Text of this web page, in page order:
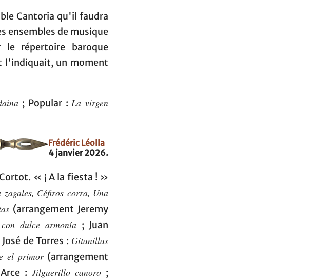
Cantoria qu'il faudra
ensembles de musique
le répertoire baroque
l'indiquait, un moment
; Popular :La virgen
Frédéric Léolla
4 janvier 2026.
« ¡ A la fiesta ! »
Céfiros corra, Una
(arrangement Jeremy
dulce armonía ; Juan
José de Torres : Gitanillas
el primor (arrangement
: Jilguerillo canoro ;